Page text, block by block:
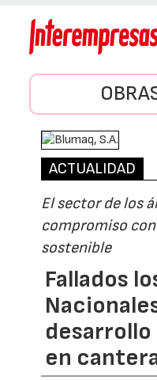
ACTUALIDAD
El sector de los
compromiso
sostenible
Fallados
en